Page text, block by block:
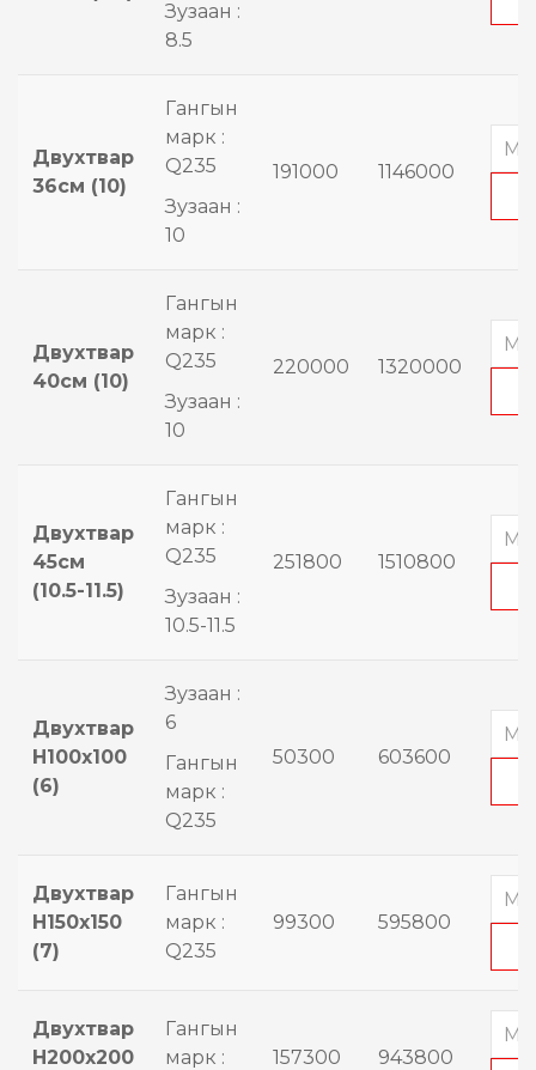
Зузаан :
8.5
Двухтвар
36см (10)
Гангын
марк :
Q235
Зузаан :
10
191000 1146000
Двухтвар
40см (10)
Гангын
марк :
Q235
Зузаан :
10
220000 1320000
Двухтвар
45см
(10.5-11.5)
Гангын
марк :
Q235
Зузаан :
10.5-11.5
251800 1510800
Двухтвар
H100x100
(6)
Зузаан :
6
Гангын
марк :
Q235
50300 603600
Двухтвар
H150x150
(7)
Гангын
марк :
Q235
99300 595800
Двухтвар
H200x200
Гангын
марк :
157300 943800